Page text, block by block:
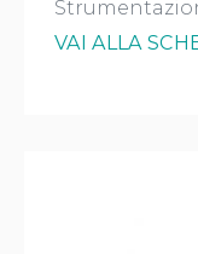
VAI ALLA